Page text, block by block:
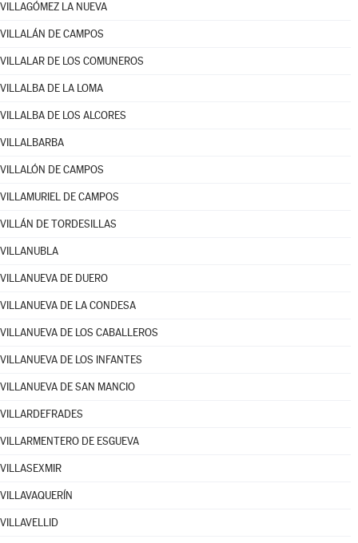
VILLAGÓMEZ LA NUEVA
VILLALÁN DE CAMPOS
VILLALAR DE LOS COMUNEROS
VILLALBA DE LA LOMA
VILLALBA DE LOS ALCORES
VILLALBARBA
VILLALÓN DE CAMPOS
VILLAMURIEL DE CAMPOS
VILLÁN DE TORDESILLAS
VILLANUBLA
VILLANUEVA DE DUERO
VILLANUEVA DE LA CONDESA
VILLANUEVA DE LOS CABALLEROS
VILLANUEVA DE LOS INFANTES
VILLANUEVA DE SAN MANCIO
VILLARDEFRADES
VILLARMENTERO DE ESGUEVA
VILLASEXMIR
VILLAVAQUERÍN
VILLAVELLID